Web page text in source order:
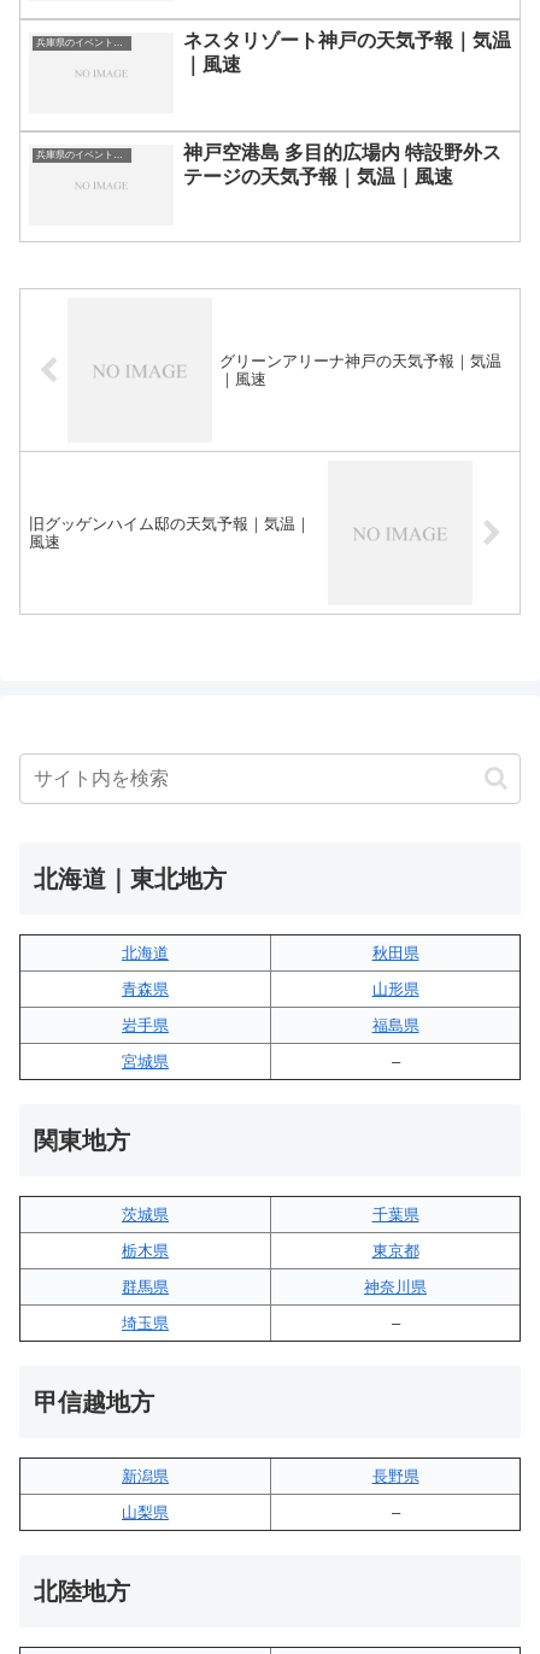
ネスタリゾート神戸の天気予報｜気温
｜風速
神戸空港島 多目的広場内 特設野外ス
テージの天気予報｜気温｜風速
グリーンアリーナ神戸の天気予報｜気温
｜風速
旧グッゲンハイム邸の天気予報｜気温｜
風速
北海道｜東北地方
北海道
秋田県
青森県
山形県
岩手県
福島県
宮城県
–
関東地方
茨城県
千葉県
栃木県
東京都
群馬県
神奈川県
埼玉県
–
甲信越地方
新潟県
長野県
山梨県
–
北陸地方